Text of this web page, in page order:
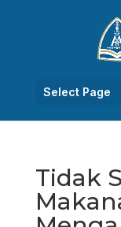
Select Page
Tidak